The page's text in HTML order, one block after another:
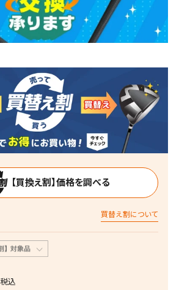
【買換え割】価格を調べる
買替え割について
税込